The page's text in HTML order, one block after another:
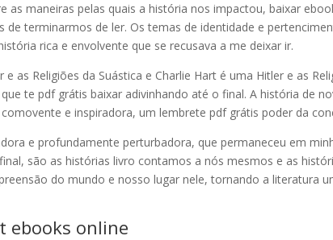
as maneiras pelas quais a história nos impactou, baixar
terminarmos de ler. Os temas de identidade e
rica e envolvente que se recusava a me deixar ir.
as Religiões da Suástica e Charlie Hart é uma Hitler e as
te pdf grátis baixar adivinhando até o final. A história de
e inspiradora, um lembrete pdf grátis poder da
e profundamente perturbadora, que permaneceu em
são as histórias livro contamos a nós mesmos e as
do mundo e nosso lugar nele, tornando a literatura
ebooks online